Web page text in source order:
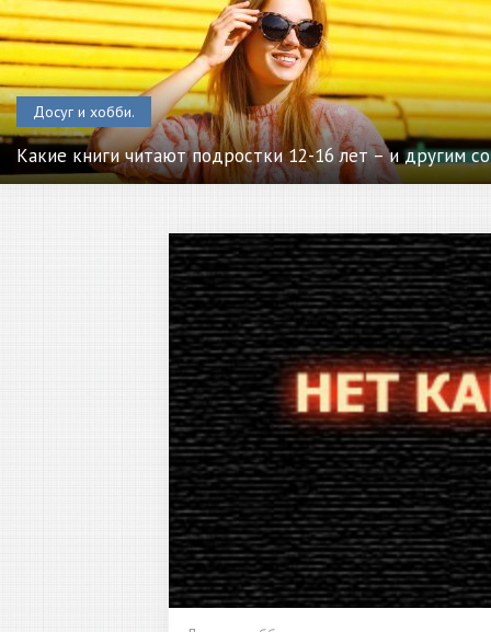
Досуг и хобби.
Какие книги читают подростки 12-16 лет – и другим